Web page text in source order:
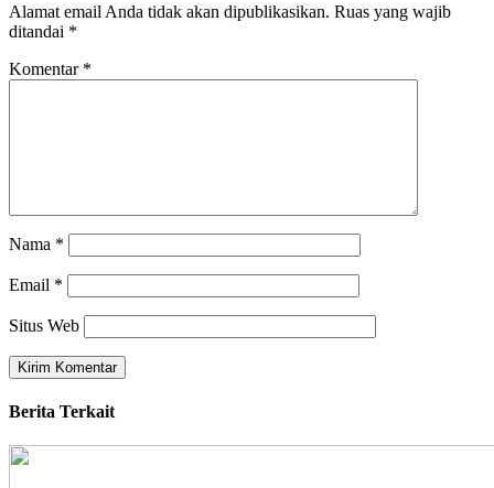
Alamat email Anda tidak akan dipublikasikan. Ruas yang wajib
ditandai *
Komentar *
Nama *
Email *
Situs Web
Berita Terkait